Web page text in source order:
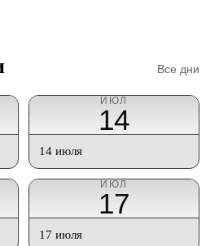
Все дни
ИЮЛ
14
14 июля
ИЮЛ
17
17 июля